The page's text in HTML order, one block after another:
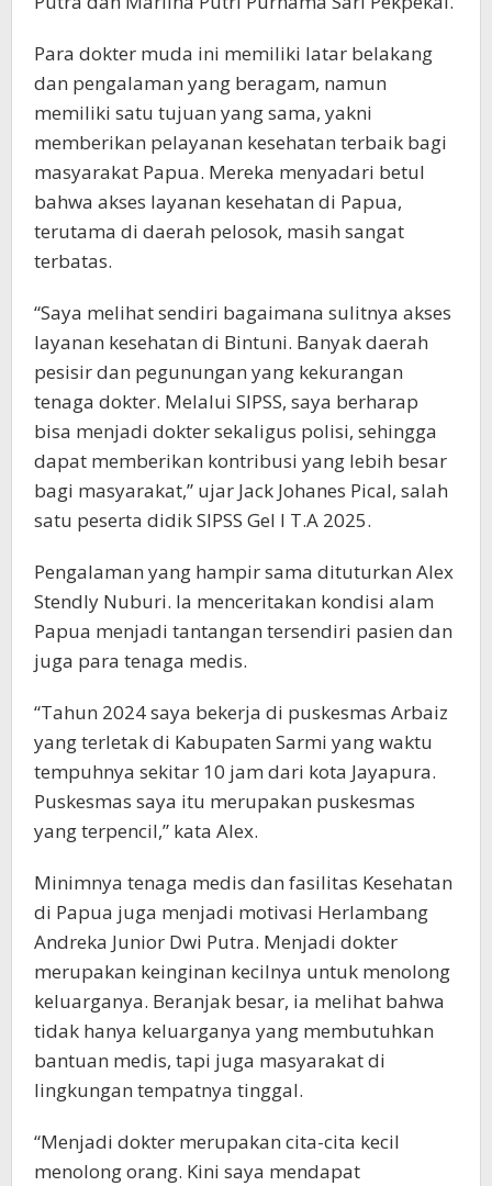
Para dokter muda ini memiliki latar belakang
dan pengalaman yang beragam, namun
memiliki satu tujuan yang sama, yakni
memberikan pelayanan kesehatan terbaik bagi
masyarakat Papua. Mereka menyadari betul
bahwa akses layanan kesehatan di Papua,
terutama di daerah pelosok, masih sangat
terbatas.
“Saya melihat sendiri bagaimana sulitnya akses
layanan kesehatan di Bintuni. Banyak daerah
pesisir dan pegunungan yang kekurangan
tenaga dokter. Melalui SIPSS, saya berharap
bisa menjadi dokter sekaligus polisi, sehingga
dapat memberikan kontribusi yang lebih besar
bagi masyarakat,” ujar Jack Johanes Pical, salah
satu peserta didik SIPSS Gel I T.A 2025.
Pengalaman yang hampir sama dituturkan Alex
Stendly Nuburi. Ia menceritakan kondisi alam
Papua menjadi tantangan tersendiri pasien dan
juga para tenaga medis.
“Tahun 2024 saya bekerja di puskesmas Arbaiz
yang terletak di Kabupaten Sarmi yang waktu
tempuhnya sekitar 10 jam dari kota Jayapura.
Puskesmas saya itu merupakan puskesmas
yang terpencil,” kata Alex.
Minimnya tenaga medis dan fasilitas Kesehatan
di Papua juga menjadi motivasi Herlambang
Andreka Junior Dwi Putra. Menjadi dokter
merupakan keinginan kecilnya untuk menolong
keluarganya. Beranjak besar, ia melihat bahwa
tidak hanya keluarganya yang membutuhkan
bantuan medis, tapi juga masyarakat di
lingkungan tempatnya tinggal.
“Menjadi dokter merupakan cita-cita kecil
menolong orang. Kini saya mendapat